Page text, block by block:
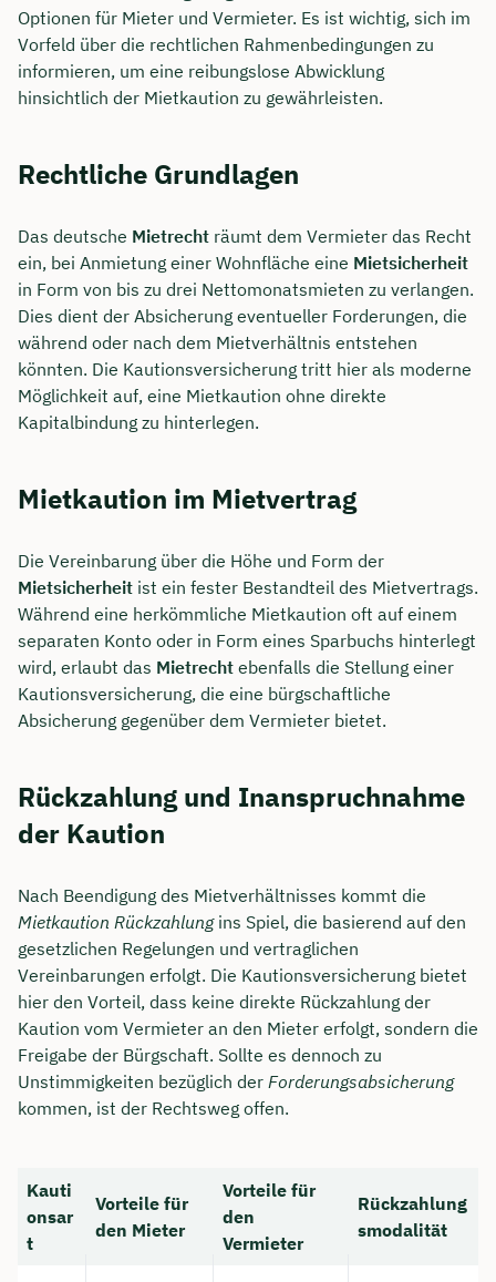
Optionen für Mieter und Vermieter. Es ist wichtig, sich im
Vorfeld über die rechtlichen Rahmenbedingungen zu
informieren, um eine reibungslose Abwicklung
hinsichtlich der Mietkaution zu gewährleisten.
Rechtliche Grundlagen
Das deutsche Mietrecht räumt dem Vermieter das Recht
ein, bei Anmietung einer Wohnfläche eine Mietsicherheit
in Form von bis zu drei Nettomonatsmieten zu verlangen.
Dies dient der Absicherung eventueller Forderungen, die
während oder nach dem Mietverhältnis entstehen
könnten. Die Kautionsversicherung tritt hier als moderne
Möglichkeit auf, eine Mietkaution ohne direkte
Kapitalbindung zu hinterlegen.
Mietkaution im Mietvertrag
Die Vereinbarung über die Höhe und Form der
Mietsicherheit ist ein fester Bestandteil des Mietvertrags.
Während eine herkömmliche Mietkaution oft auf einem
separaten Konto oder in Form eines Sparbuchs hinterlegt
wird, erlaubt das Mietrecht ebenfalls die Stellung einer
Kautionsversicherung, die eine bürgschaftliche
Absicherung gegenüber dem Vermieter bietet.
Rückzahlung und Inanspruchnahme
der Kaution
Nach Beendigung des Mietverhältnisses kommt die
Mietkaution Rückzahlungins Spiel, die basierend auf den
gesetzlichen Regelungen und vertraglichen
Vereinbarungen erfolgt. Die Kautionsversicherung bietet
hier den Vorteil, dass keine direkte Rückzahlung der
Kaution vom Vermieter an den Mieter erfolgt, sondern die
Freigabe der Bürgschaft. Sollte es dennoch zu
Unstimmigkeiten bezüglich der Forderungsabsicherung
kommen, ist der Rechtsweg offen.
Kauti
onsar
t
Vorteile für
den Mieter
Vorteile für
den
Vermieter
Rückzahlung
smodalität